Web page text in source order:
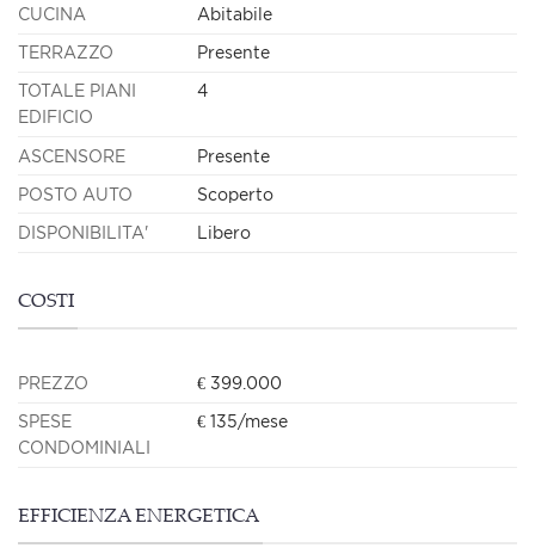
CUCINA Abitabile
TERRAZZO Presente
TOTALE PIANI
EDIFICIO
4
ASCENSORE Presente
POSTO AUTO Scoperto
DISPONIBILITA' Libero
COSTI
PREZZO € 399.000
SPESE
CONDOMINIALI
€ 135/mese
EFFICIENZA ENERGETICA